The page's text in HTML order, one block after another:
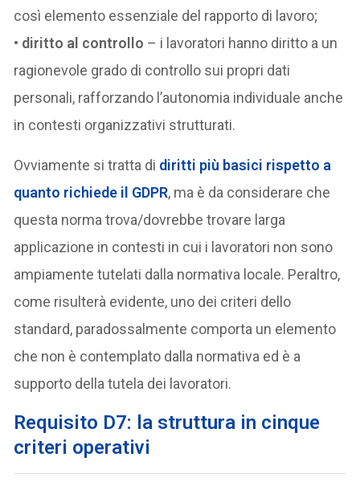
così elemento essenziale del rapporto di lavoro;
• diritto al controllo – i lavoratori hanno diritto a un
ragionevole grado di controllo sui propri dati
personali, rafforzando l’autonomia individuale anche
in contesti organizzativi strutturati.
Ovviamente si tratta di diritti più basici rispetto a
quanto richiede il GDPR, ma è da considerare che
questa norma trova/dovrebbe trovare larga
applicazione in contesti in cui i lavoratori non sono
ampiamente tutelati dalla normativa locale. Peraltro,
come risulterà evidente, uno dei criteri dello
standard, paradossalmente comporta un elemento
che non è contemplato dalla normativa ed è a
supporto della tutela dei lavoratori.
Requisito D7: la struttura in cinque
criteri operativi